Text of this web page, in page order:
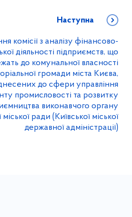
Наступна
комісії з аналізу фінансово-
діяльності підприємств, що
до комунальної власності
громади міста Києва,
до сфери управління
промисловості та розвитку
виконавчого органу
міської ради (Київської міської
державної адміністрації)